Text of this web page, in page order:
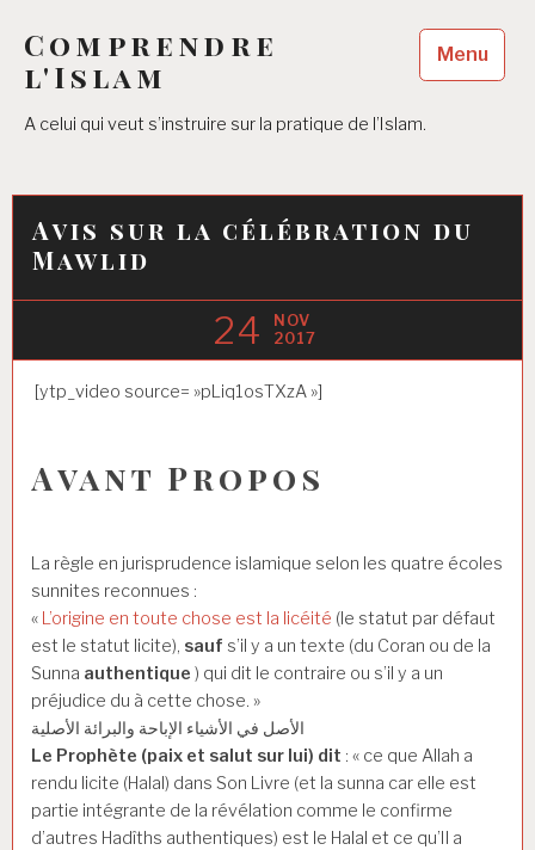
contenu
principal
Comprendre
l'Islam
A celui qui veut s’instruire sur la pratique de l’Islam.
Menu
Avis sur la célébration du
Mawlid
24
NOV
2017
[ytp_video source= »pLiq1osTXzA »]
Avant Propos
La règle en jurisprudence islamique selon les quatre écoles
sunnites reconnues :
« L’origine en toute chose est la licéité (le statut par défaut
est le statut licite), sauf s’il y a un texte (du Coran ou de la
Sunna authentique ) qui dit le contraire ou s’il y a un
préjudice du à cette chose. »
الأصل في الأشياء الإباحة والبرائة الأصلية
Le Prophète (paix et salut sur lui) dit : « ce que Allah a
rendu licite (Halal) dans Son Livre (et la sunna car elle est
partie intégrante de la révélation comme le confirme
d’autres Hadîths authentiques) est le Halal et ce qu’Il a